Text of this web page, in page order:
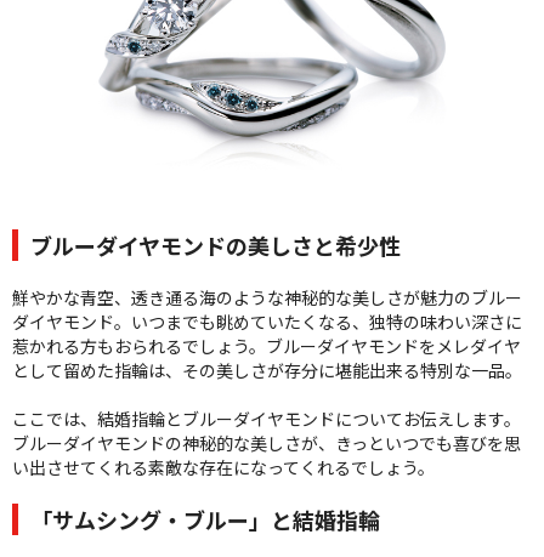
フェア・ニュース
ブログ・お客様の声
受付時間 11:00〜19:00/火曜日定休
よくあるご質問|会社概要|採用情報
お問い合わせ | プライバシーポリシー
ブルーダイヤモンドの美しさと希少性
鮮やかな青空、透き通る海のような神秘的な美しさが魅力のブルー
ダイヤモンド。いつまでも眺めていたくなる、独特の味わい深さに
惹かれる方もおられるでしょう。ブルーダイヤモンドをメレダイヤ
として留めた指輪は、その美しさが存分に堪能出来る特別な一品。
ここでは、結婚指輪とブルーダイヤモンドについてお伝えします。
ブルーダイヤモンドの神秘的な美しさが、きっといつでも喜びを思
い出させてくれる素敵な存在になってくれるでしょう。
「サムシング・ブルー」と結婚指輪